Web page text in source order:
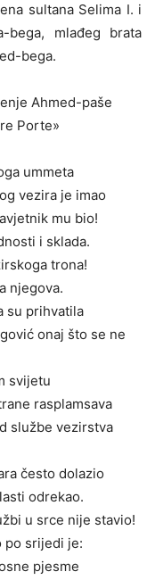
sultana Selima I. i
bega, mlađeg brata
bega.
Ahmed-paše
Porte»
ummeta
vezira je imao
mu bio!
i sklada.
trona!
njegova.
su prihvatila
onaj što se ne
svijetu
rasplamsava
službe vezirstva
često dolazio
odrekao.
u srce nije stavio!
po srijedi je:
pjesme